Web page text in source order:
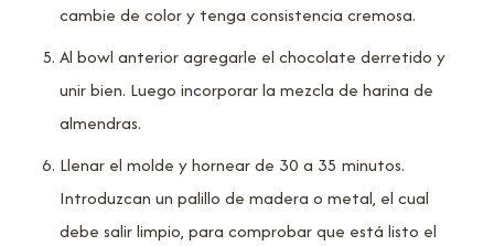
cambie de color y tenga consistencia cremosa.
Al bowl anterior agregarle el chocolate derretido y
unir bien. Luego incorporar la mezcla de harina de
almendras.
Llenar el molde y hornear de 30 a 35 minutos.
Introduzcan un palillo de madera o metal, el cual
debe salir limpio, para comprobar que está listo el